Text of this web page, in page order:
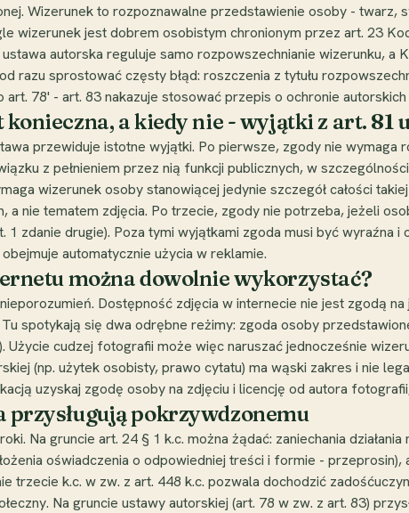
Wizerunek to rozpoznawalne przedstawienie osoby -
wizerunek jest dobrem osobistym chronionym przez art. 23
ustawa autorska reguluje samo rozpowszechnianie wizerunku,
razu sprostować częsty błąd: roszczenia z tytułu
art. 78' - art. 83 nakazuje stosować przepis o ochronie
konieczna, a kiedy nie - wyjątki z art. 81
przewiduje istotne wyjątki. Po pierwsze, zgody nie wymaga
z pełnieniem przez nią funkcji publicznych, w
wizerunek osoby stanowiącej jedynie szczegół całości
a nie tematem zdjęcia. Po trzecie, zgody nie potrzeba, jeżeli
1 zdanie drugie). Poza tymi wyjątkami zgoda musi być
automatycznie użycia w reklamie.
można dowolnie wykorzystać?
Dostępność zdjęcia w internecie nie jest zgodą
spotykają się dwa odrębne reżimy: zgoda osoby
Użycie cudzej fotografii może więc naruszać jednocześnie
(np. użytek osobisty, prawo cytatu) ma wąski zakres i nie
uzyskaj zgodę osoby na zdjęciu i licencję od autora
przysługują pokrzywdzonemu
Na gruncie art. 24 § 1 k.c. można żądać: zaniechania
oświadczenia o odpowiedniej treści i formie -
trzecie k.c. w zw. z art. 448 k.c. pozwala dochodzić
Na gruncie ustawy autorskiej (art. 78 w zw. z art. 83)